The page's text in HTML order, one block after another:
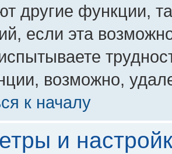
другие функции,
если эта
возможно,
к началу
и